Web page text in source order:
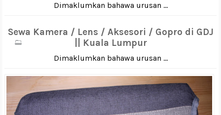
Dimaklumkan bahawa urusan ...
Sewa Kamera / Lens / Aksesori / Gopro di GDJ
|| Kuala Lumpur
Dimaklumkan bahawa urusan ...